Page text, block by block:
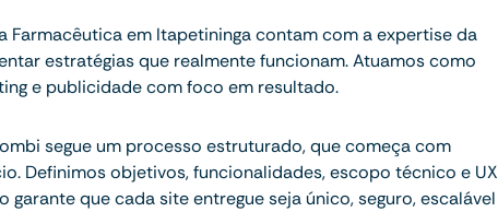
Farmacêutica em Itapetininga contam com a expertise da
estratégias que realmente funcionam. Atuamos como
e publicidade com foco em resultado.
segue um processo estruturado, que começa com
Definimos objetivos, funcionalidades, escopo técnico e UX
garante que cada site entregue seja único, seguro, escalável